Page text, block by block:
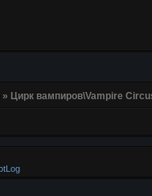
» Цирк вампиров\Vampire